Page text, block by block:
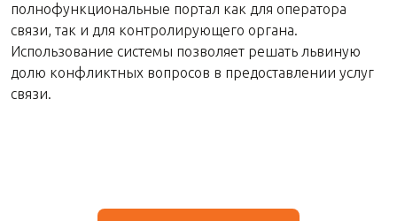
полнофункциональные портал как для оператора
связи, так и для контролирующего органа.
Использование системы позволяет решать львиную
долю конфликтных вопросов в предоставлении услуг
связи.